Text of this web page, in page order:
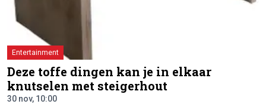
Entertainment
Deze toffe dingen kan je in elkaar
knutselen met steigerhout
30 nov, 10:00